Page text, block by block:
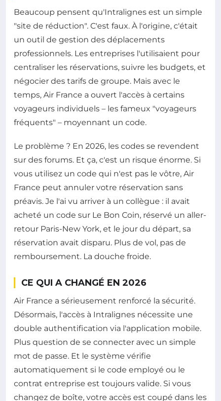
Beaucoup pensent qu'Intralignes est un simple
"site de réduction". C'est faux. À l'origine, c'était
un outil de gestion des déplacements
professionnels. Les entreprises l'utilisaient pour
centraliser les réservations, suivre les budgets, et
négocier des tarifs de groupe. Mais avec le
temps, Air France a ouvert l'accès à certains
voyageurs individuels – les fameux "voyageurs
fréquents" – moyennant un code.
Le problème ? En 2026, les codes se revendent
sur des forums. Et ça, c'est un risque énorme. Si
vous utilisez un code qui n'est pas le vôtre, Air
France peut annuler votre réservation sans
préavis. Je l'ai vu arriver à un collègue : il avait
acheté un code sur Le Bon Coin, réservé un aller-
retour Paris-New York, et le jour du départ, sa
réservation avait disparu. Plus de vol, pas de
remboursement. La douche froide.
CE QUI A CHANGÉ EN 2026
Air France a sérieusement renforcé la sécurité.
Désormais, l'accès à Intralignes nécessite une
double authentification via l'application mobile.
Plus question de se connecter avec un simple
mot de passe. Et le système vérifie
automatiquement si le code employé ou le
contrat entreprise est toujours valide. Si vous
changez de boîte, votre accès est coupé dans les